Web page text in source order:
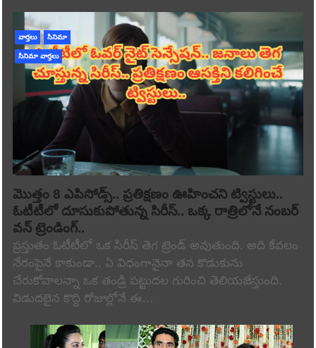
వార్తలు సినిమా
సినిమా వార్తలు
మొత్తం 8 ఎపిసోడ్స్.. ప్రతిక్షణం ఊహించని ట్విస్టులు..
ఓటీటీలో దూసుకుపోతున్న సిరీస్.. ఒక్క రాత్రిలోనే నంబర్
వన్ ట్రెండింగ్..
ప్రస్తుతం ఓటీటీలో ఒక సిరీస్ తెగ ట్రెండ్ అవుతుంది. అది కేవలం
నేరంపైనే కాకుండా.. ఏ విధంగానైనా తన కొడుకును
చేరుకోవాలన్నా ఒక తండ్రి పట్టుదల గురించి తెలియజేస్తుంది.
విడుదలైన కొద్ది రోజుల్లోనే ఈ…